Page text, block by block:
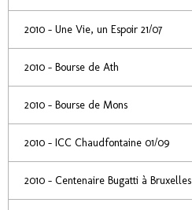
2010 - Une Vie, un Espoir 21/07
2010 - Bourse de Ath
2010 - Bourse de Mons
2010 - ICC Chaudfontaine 01/09
2010 - Centenaire Bugatti à Bruxelles